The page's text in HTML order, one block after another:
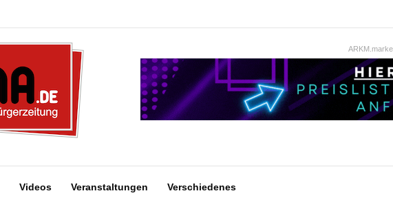
Videos Veranstaltungen Verschiedenes